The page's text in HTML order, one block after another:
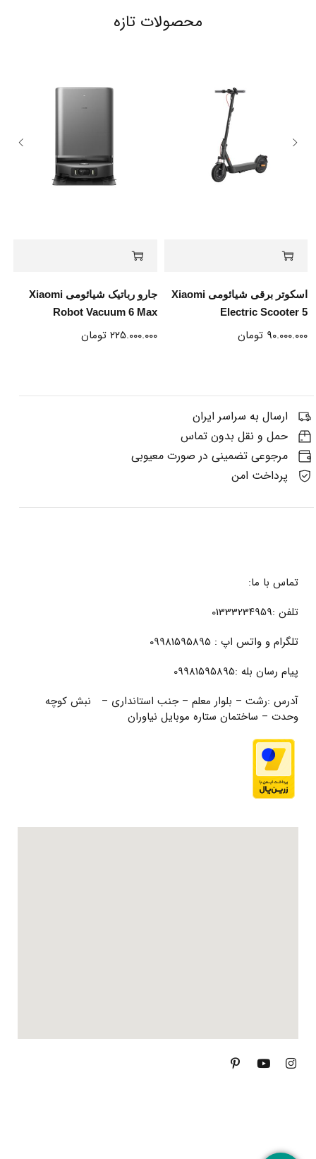
محصولات تازه
اسکوتر برقی شیائومی Xiaomi
Electric Scooter 5
۹۰.۰۰۰.۰۰۰ تومان
جارو رباتیک شیائومی Xiaomi
Robot Vacuum 6 Max
۲۲۵.۰۰۰.۰۰۰ تومان
ارسال به سراسر ایران
حمل و نقل بدون تماس
مرجوعی تضمینی در صورت معیوبی
پرداخت امن
تماس با ما:
تلفن :01333234959
تلگرام و واتس اپ : 09981595895
پیام رسان بله :09981595895
آدرس :رشت – بلوار معلم – جنب استانداری – نبش کوچه
وحدت – ساختمان ستاره موبایل نیاوران